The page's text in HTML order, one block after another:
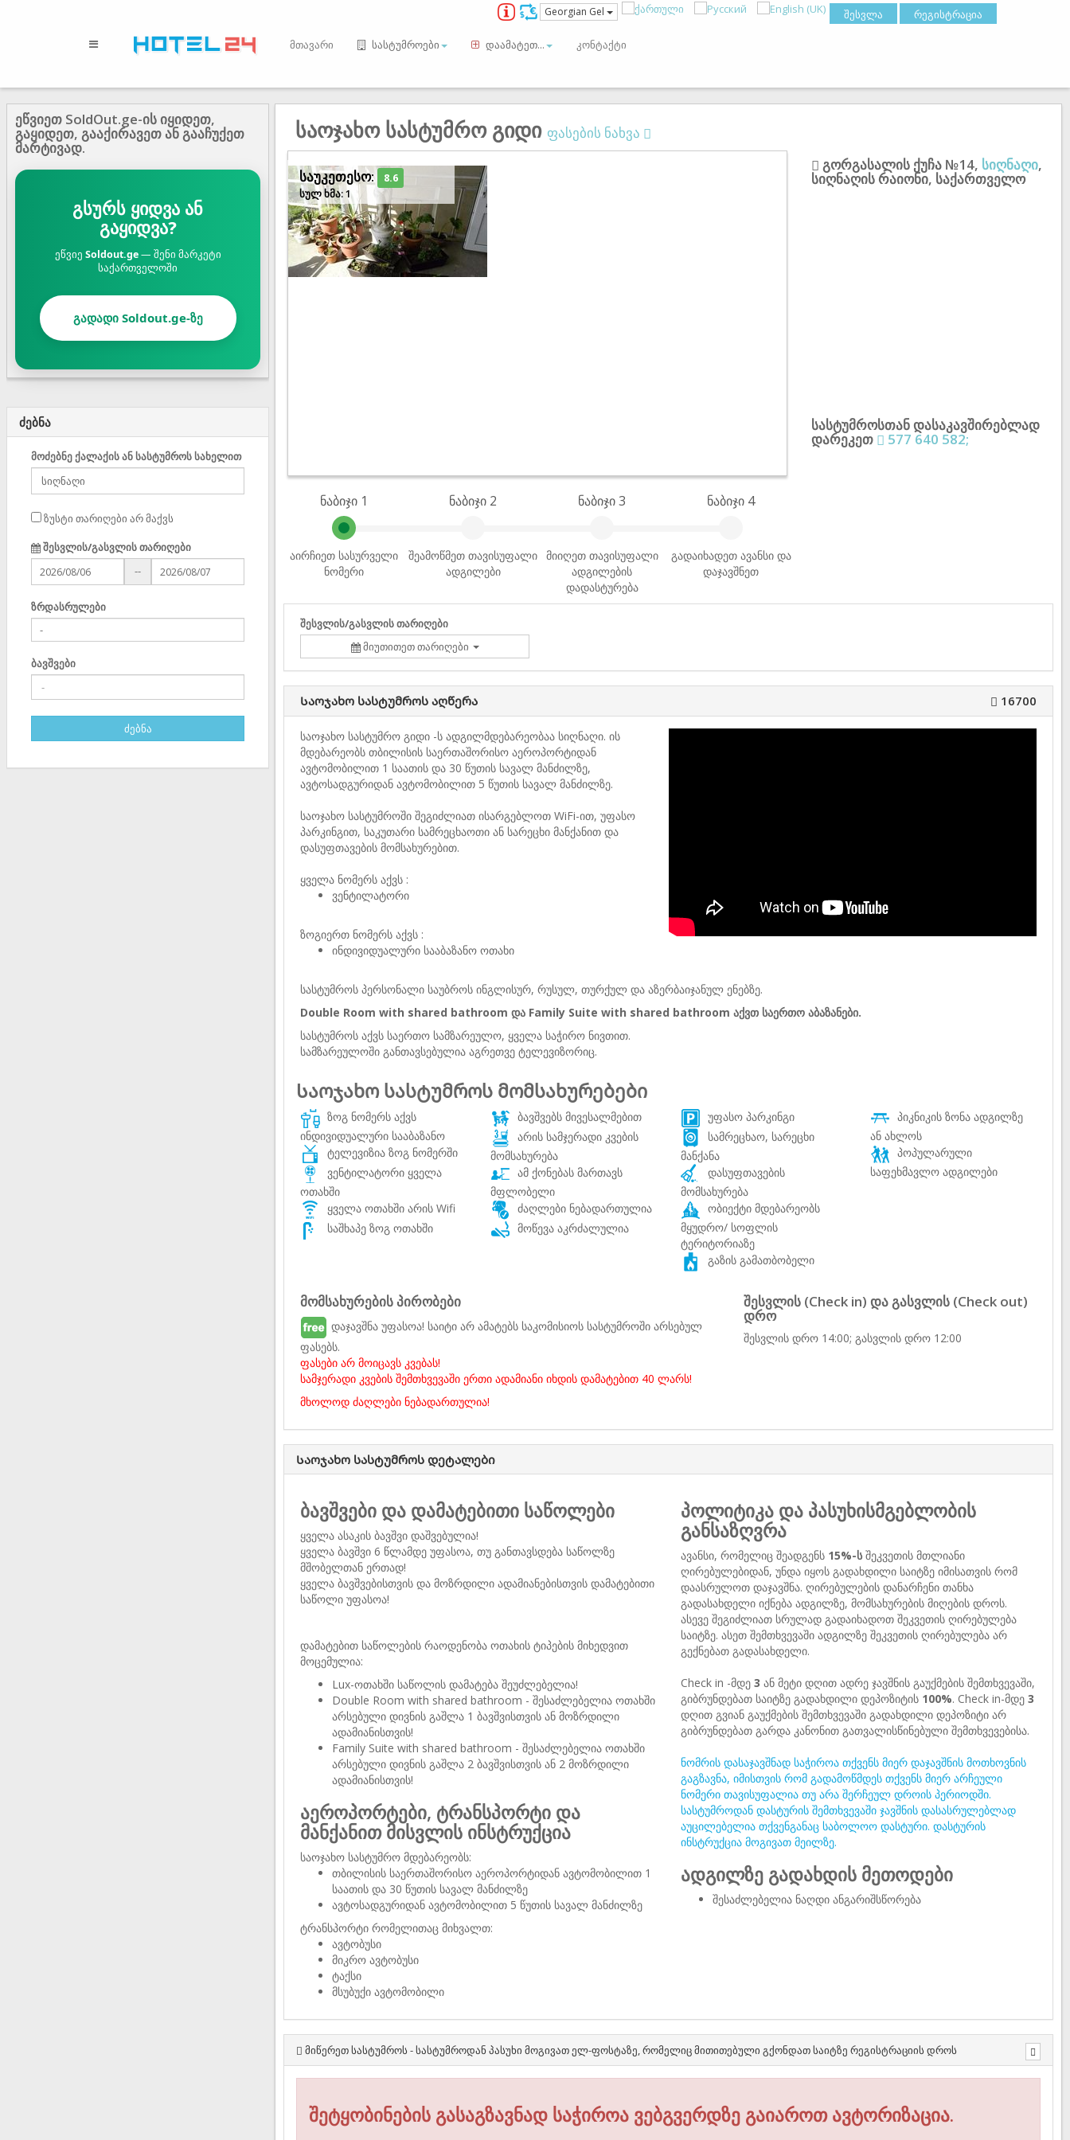
შესვლა რეგისტრაცია
Georgian Gel
მთავარი სასტუმროები დაამატეთ... კონტაქტი
ეწვიეთ SoldOut.ge-ის იყიდეთ,
გაყიდეთ, გააქირავეთ ან გააჩუქეთ
მარტივად.
გსურს ყიდვა ან
გაყიდვა?
ეწვიე Soldout.ge— შენი მარკეტი
საქართველოში
გადადი Soldout.ge-ზე
ძებნა
მოძებნე ქალაქის ან სასტუმროს სახელით
ზუსტი თარიღები არ მაქვს
შესვლის/გასვლის თარიღები
--
ზრდასრულები
ბავშვები
საოჯახო სასტუმრო გიდი ფასების ნახვა
საუკეთესო:
8.6
სულ ხმა: 1
გორგასალის ქუჩა №14, სიღნაღი,
სიღნაღის რაიონი, საქართველო
სასტუმროსთან დასაკავშირებლად
დარეკეთ 577 640 582;
ნაბიჯი 1
აირჩიეთ სასურველი
ნომერი
ნაბიჯი 2
შეამოწმეთ თავისუფალი
ადგილები
ნაბიჯი 3
მიიღეთ თავისუფალი
ადგილების
დადასტურება
ნაბიჯი 4
გადაიხადეთ ავანსი და
დაჯავშნეთ
შესვლის/გასვლის თარიღები
მიუთითეთ თარიღები
Საოჯახო სასტუმროს აღწერა 16700
საოჯახო სასტუმრო გიდი -ს ადგილმდებარეობაა სიღნაღი. ის
მდებარეობს თბილისის საერთაშორისო აეროპორტიდან
ავტომობილით 1 საათის და 30 წუთის სავალ მანძილზე,
ავტოსადგურიდან ავტომობილით 5 წუთის სავალ მანძილზე.
საოჯახო სასტუმროში შეგიძლიათ ისარგებლოთ WiFi-ით, უფასო
პარკინგით, საკუთარი სამრეცხაოთი ან სარეცხი მანქანით და
დასუფთავების მომსახურებით.
ყველა ნომერს აქვს :
ვენტილატორი
ზოგიერთ ნომერს აქვს :
ინდივიდუალური სააბაზანო ოთახი
სასტუმროს პერსონალი საუბროს ინგლისურ, რუსულ, თურქულ და აზერბაიჯანულ ენებზე.
Double Room with shared bathroom და Family Suite with shared bathroom აქვთ საერთო აბაზანები.
სასტუმროს აქვს საერთო სამზარეულო, ყველა საჭირო ნივთით.
სამზარეულოში განთავსებულია აგრეთვე ტელევიზორიც.
Საოჯახო სასტუმროს მომსახურებები
ზოგ ნომერს აქვს
ინდივიდუალური სააბაზანო
ტელევიზია ზოგ ნომერში
ვენტილატორი ყველა
ოთახში
ყველა ოთახში არის Wifi
საშხაპე ზოგ ოთახში
ბავშვებს მივესალმებით
არის სამჯერადი კვების
მომსახურება
ამ ქონებას მართავს
მფლობელი
ძაღლები ნებადართულია
მოწევა აკრძალულია
უფასო პარკინგი
სამრეცხაო, სარეცხი
მანქანა
დასუფთავების
მომსახურება
ობიექტი მდებარეობს
მყუდრო/ სოფლის
ტერიტორიაზე
გაზის გამათბობელი
პიკნიკის ზონა ადგილზე
ან ახლოს
პოპულარული
საფეხმავლო ადგილები
მომსახურების პირობები
დაჯავშნა უფასოა! საიტი არ ამატებს საკომისიოს სასტუმროში არსებულ
ფასებს.
ფასები არ მოიცავს კვებას!
სამჯერადი კვების შემთხვევაში ერთი ადამიანი იხდის დამატებით 40 ლარს!
მხოლოდ ძაღლები ნებადართულია!
შესვლის (Check in) და გასვლის (Check out)
დრო
შესვლის დრო 14:00; გასვლის დრო 12:00
Საოჯახო სასტუმროს დეტალები
ბავშვები და დამატებითი საწოლები
ყველა ასაკის ბავშვი დაშვებულია!
ყველა ბავშვი 6 წლამდე უფასოა, თუ განთავსდება საწოლზე
მშობელთან ერთად!
ყველა ბავშვებისთვის და მოზრდილი ადამიანებისთვის დამატებითი
საწოლი უფასოა!
დამატებით საწოლების რაოდენობა ოთახის ტიპების მიხედვით
მოცემულია:
Lux-ოთახში საწოლის დამატება შეუძლებელია!
Double Room with shared bathroom - შესაძლებელია ოთახში
არსებული დივნის გაშლა 1 ბავშვისთვის ან მოზრდილი
ადამიანისთვის!
Family Suite with shared bathroom - შესაძლებელია ოთახში
არსებული დივნის გაშლა 2 ბავშვისთვის ან 2 მოზრდილი
ადამიანისთვის!
აეროპორტები, ტრანსპორტი და
მანქანით მისვლის ინსტრუქცია
საოჯახო სასტუმრო მდებარეობს:
თბილისის საერთაშორისო აეროპორტიდან ავტომობილით 1
საათის და 30 წუთის სავალ მანძილზე
ავტოსადგურიდან ავტომობილით 5 წუთის სავალ მანძილზე
ტრანსპორტი რომელითაც მიხვალთ:
ავტობუსი
მიკრო ავტობუსი
ტაქსი
მსუბუქი ავტომობილი
პოლიტიკა და პასუხისმგებლობის
განსაზღვრა
ავანსი, რომელიც შეადგენს 15%-სშეკვეთის მთლიანი
ღირებულებიდან, უნდა იყოს გადახდილი საიტზე იმისათვის რომ
დაასრულოთ დაჯავშნა. ღირებულების დანარჩენი თანხა
გადასახდელი იქნება ადგილზე, მომსახურების მიღების დროს.
ასევე შეგიძლიათ სრულად გადაიხადოთ შეკვეთის ღირებულება
საიტზე. ასეთ შემთხვევაში ადგილზე შეკვეთის ღირებულება არ
გექნებათ გადასახდელი.
Check in -მდე 3 ან მეტი დღით ადრე ჯავშნის გაუქმების შემთხვევაში,
გიბრუნდებათ საიტზე გადახდილი დეპოზიტის 100%. Check in-მდე 3
დღით გვიან გაუქმების შემთხვევაში გადახდილი დეპოზიტი არ
გიბრუნდებათ გარდა კანონით გათვალისწინებული შემთხვევებისა.
ნომრის დასაჯავშნად საჭიროა თქვენს მიერ დაჯავშნის მოთხოვნის
გაგზავნა, იმისთვის რომ გადამოწმდეს თქვენს მიერ არჩეული
ნომერი თავისუფალია თუ არა შერჩეულ დროის პერიოდში.
სასტუმროდან დასტურის შემთხვევაში ჯავშნის დასასრულებლად
აუცილებელია თქვენგანაც საბოლოო დასტური. დასტურის
ინსტრუქცია მოგივათ მეილზე.
ადგილზე გადახდის მეთოდები
შესაძლებელია ნაღდი ანგარიშსწორება
მიწერეთ სასტუმროს - სასტუმროდან პასუხი მოგივათ ელ-ფოსტაზე, რომელიც მითითებული გქონდათ საიტზე რეგისტრაციის დროს
შეტყობინების გასაგზავნად საჭიროა ვებგვერდზე გაიაროთ ავტორიზაცია.